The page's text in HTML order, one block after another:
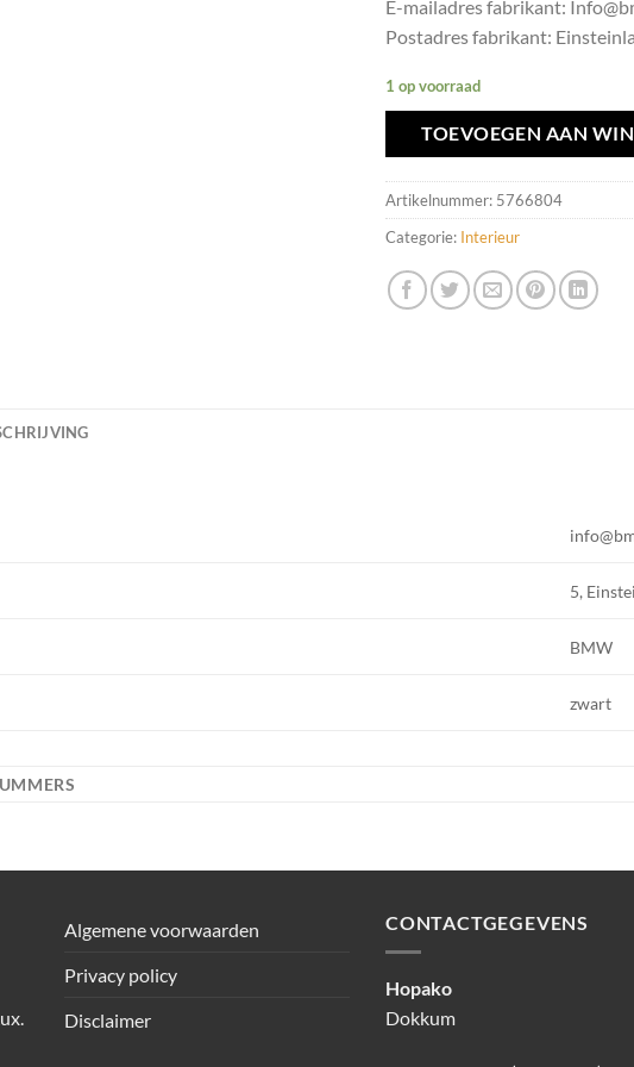
E-mailadres fabrikant:
Postadres fabrikant:
1 op voorraad
TOEVOEGEN AAN
Artikelnummer: 5766804
Categorie: Interieur
5,
BMW
zwart
Algemene voorwaarden
Privacy policy
Disclaimer
CONTACTGEGEVENS
Hopako
Dokkum